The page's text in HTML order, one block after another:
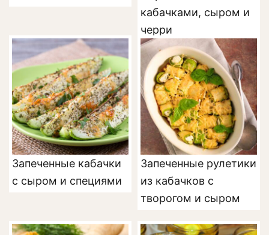
кабачками, сыром и
черри
Запеченные кабачки
с сыром и специями
Запеченные рулетики
из кабачков с
творогом и сыром